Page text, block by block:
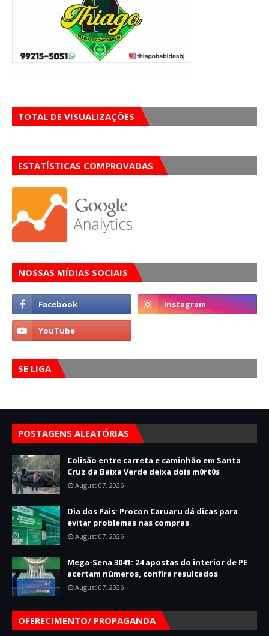
TOTAL DE VISUALIZAÇÕES
ESTATÍSTICAS COMPROVADAS
NOSSAS MÍDIAS SOCIAIS
SE LIGA
POSTAGENS ALEATÓRIAS
Colisão entre carreta e caminhão em Santa
Cruz da Baixa Verde deixa dois m0rt0s
August 07, 2026
Dia dos Pais: Procon Caruaru dá dicas para
evitar problemas nas compras
August 07, 2026
Mega-Sena 3041: 24 apostas do interior de PE
acertam números, confira resultados
August 07, 2026
OFERECIMENTO/ PROPAGANDA